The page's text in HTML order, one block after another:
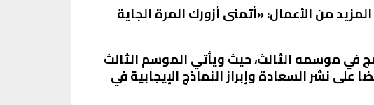
من الأعمال: «أتمنى أزورك المرة الجاية
البرنامج في موسمه الثالث، حيث ويأتي الموسم الثالث
نشر السعادة وإبراز النماذج الإيجابية في